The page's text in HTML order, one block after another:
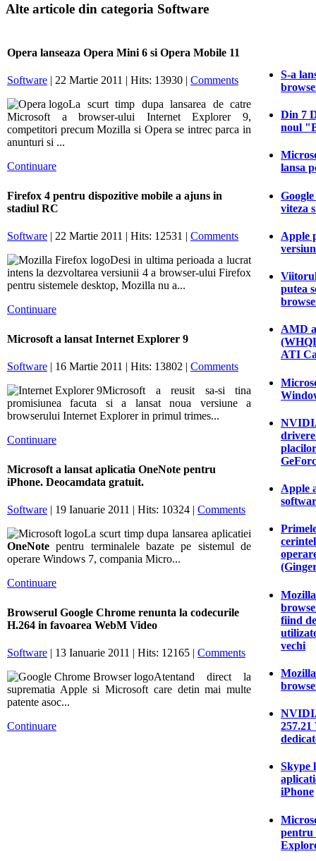
Alte articole din categoria Software
Opera lanseaza Opera Mini 6 si Opera Mobile 11
Software | 22 Martie 2011 | Hits: 13930 | Comments
La scurt timp dupa lansarea de catre
Microsoft a browser-ului Internet Explorer 9,
competitori precum Mozilla si Opera se intrec parca in
anunturi si ...
Continuare
Firefox 4 pentru dispozitive mobile a ajuns in
stadiul RC
Software | 22 Martie 2011 | Hits: 12531 | Comments
Desi in ultima perioada a lucrat
intens la dezvoltarea versiunii 4 a browser-ului Firefox
pentru sistemele desktop, Mozilla nu a...
Continuare
Microsoft a lansat Internet Explorer 9
Software | 16 Martie 2011 | Hits: 13802 | Comments
Microsoft a reusit sa-si tina
promisiunea facuta si a lansat noua versiune a
browserului Internet Explorer in primul trimes...
Continuare
Microsoft a lansat aplicatia OneNote pentru
iPhone. Deocamdata gratuit.
Software | 19 Ianuarie 2011 | Hits: 10324 | Comments
La scurt timp dupa lansarea aplicatiei
OneNote pentru terminalele bazate pe sistemul de
operare Windows 7, compania Micro...
Continuare
Browserul Google Chrome renunta la codecurile
H.264 in favoarea WebM Video
Software | 13 Ianuarie 2011 | Hits: 12165 | Comments
Atentand direct la
suprematia Apple si Microsoft care detin mai multe
patente asoc...
Continuare
S-a
Din 7
noul
lansa
viteza
Apple
putea
AMD
ATI
Apple
fiind
vechi
Skype
iPhone
pentru